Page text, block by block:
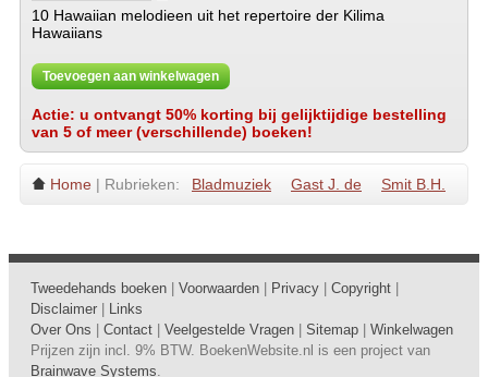
10 Hawaiian melodieen uit het repertoire der Kilima
Hawaiians
Toevoegen aan winkelwagen
Actie: u ontvangt 50% korting bij gelijktijdige bestelling
van 5 of meer (verschillende) boeken!
Home | Rubrieken: Bladmuziek Gast J. de Smit B.H.
Tweedehands boeken Voorwaarden Privacy Copyright
Disclaimer
Links
Over Ons
Contact Veelgestelde Vragen Sitemap
Winkelwagen
Prijzen zijn incl. 9% BTW. BoekenWebsite.nl is een project van
Brainwave Systems.